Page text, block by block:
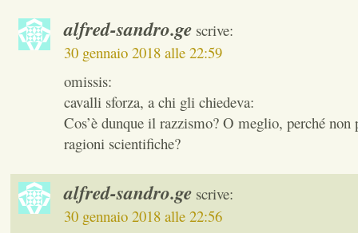
alfred-sandro.ge scrive:
30 gennaio 2018 alle 22:59
omissis:
cavalli sforza, a chi gli chiedeva:
Cos’è dunque il razzismo? O meglio, perché non
ragioni scientifiche?
alfred-sandro.ge scrive:
30 gennaio 2018 alle 22:56